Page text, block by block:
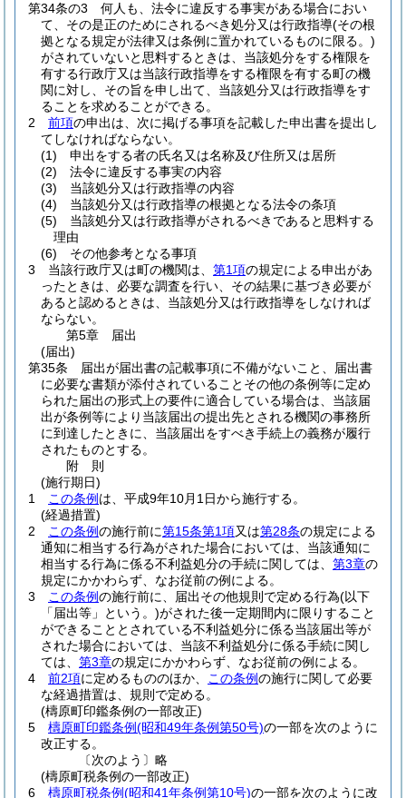
第34条の3
何人も、法令に違反する事実がある場合におい
て、その是正のためにされるべき処分又は行政指導(その根
拠となる規定が法律又は条例に置かれているものに限る。)
がされていないと思料するときは、当該処分をする権限を
有する行政庁又は当該行政指導をする権限を有する町の機
関に対し、その旨を申し出て、当該処分又は行政指導をす
ることを求めることができる。
2
前項の申出は、次に掲げる事項を記載した申出書を提出し
てしなければならない。
(1)
申出をする者の氏名又は名称及び住所又は居所
(2)
法令に違反する事実の内容
(3)
当該処分又は行政指導の内容
(4)
当該処分又は行政指導の根拠となる法令の条項
(5)
当該処分又は行政指導がされるべきであると思料する
理由
(6)
その他参考となる事項
3
当該行政庁又は町の機関は、 第1項の規定による申出があ
ったときは、必要な調査を行い、その結果に基づき必要が
あると認めるときは、当該処分又は行政指導をしなければ
ならない。
第5章
届出
(届出)
第35条
届出が届出書の記載事項に不備がないこと、届出書
に必要な書類が添付されていることその他の条例等に定め
られた届出の形式上の要件に適合している場合は、当該届
出が条例等により当該届出の提出先とされる機関の事務所
に到達したときに、当該届出をすべき手続上の義務が履行
されたものとする。
附 則
(施行期日)
1
この条例 は、平成9年10月1日から施行する。
(経過措置)
2
この条例の施行前に第15条第1項又は第28条の規定による
通知に相当する行為がされた場合においては、当該通知に
相当する行為に係る不利益処分の手続に関しては、 第3章の
規定にかかわらず、なお従前の例による。
3
この条例の施行前に、届出その他規則で定める行為(以下
「届出等」という。)がされた後一定期間内に限りすること
ができることとされている不利益処分に係る当該届出等が
された場合においては、当該不利益処分に係る手続に関し
ては、 第3章の規定にかかわらず、なお従前の例による。
4
前2項に定めるもののほか、 この条例の施行に関して必要
な経過措置は、規則で定める。
(檮原町印鑑条例の一部改正)
5
檮原町印鑑条例(昭和49年条例第50号)の一部を次のように
改正する。
〔次のよう〕略
(檮原町税条例の一部改正)
6
檮原町税条例(昭和41年条例第10号)の一部を次のように改